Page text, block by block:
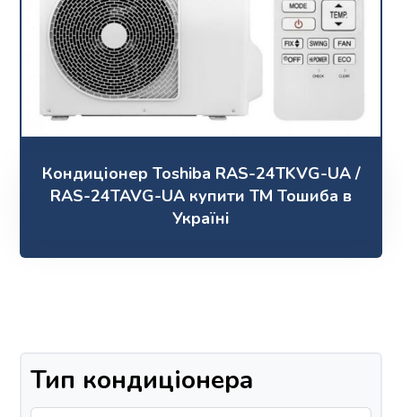
Кондиціонер Toshiba RAS-24TKVG-UA /
RAS-24TAVG-UA купити ТМ Тошиба в
Україні
Тип кондиціонера